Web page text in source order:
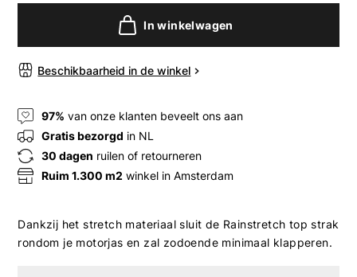
In winkelwagen
Beschikbaarheid in de winkel
97% van onze klanten beveelt ons aan
Gratis bezorgd in NL
30 dagen ruilen of retourneren
Ruim 1.300 m2 winkel in Amsterdam
Dankzij het stretch materiaal sluit de Rainstretch top strak
rondom je motorjas en zal zodoende minimaal klapperen.